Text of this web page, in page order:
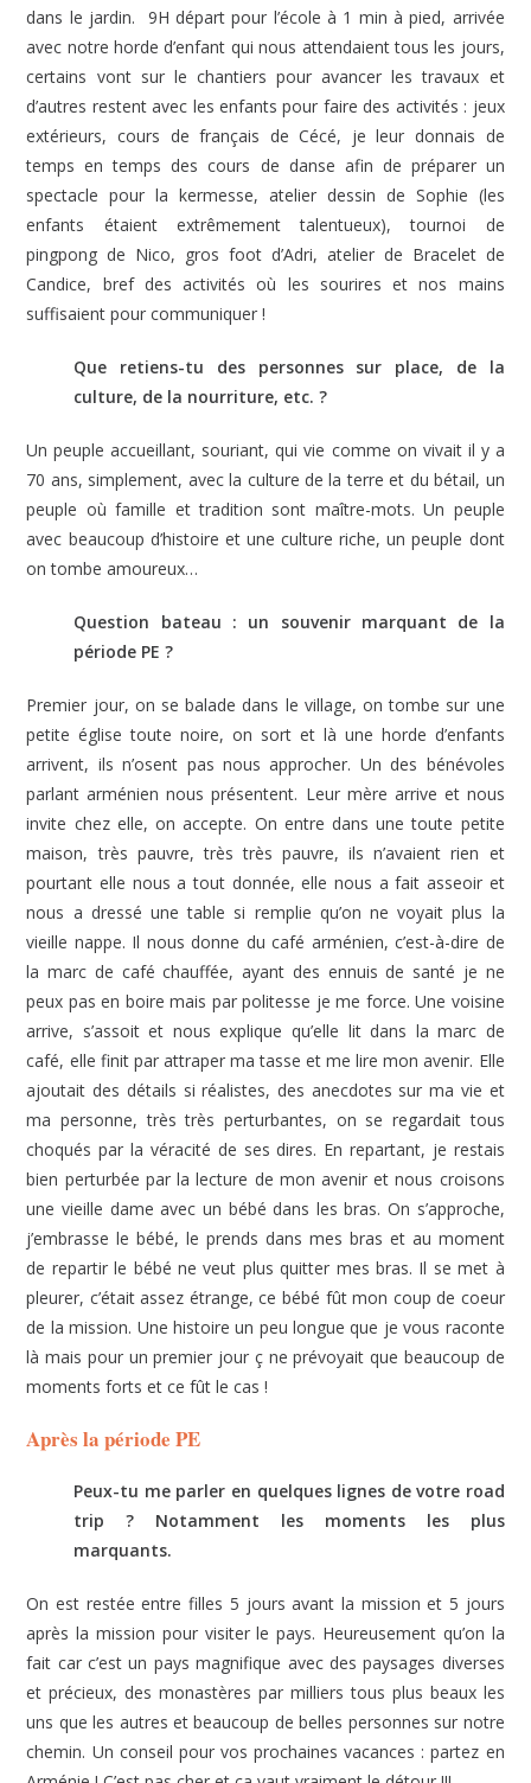
dans le jardin. 9H départ pour l’école à 1 min à pied, arrivée
avec notre horde d’enfant qui nous attendaient tous les jours,
certains vont sur le chantiers pour avancer les travaux et
d’autres restent avec les enfants pour faire des activités : jeux
extérieurs, cours de français de Cécé, je leur donnais de
temps en temps des cours de danse afin de préparer un
spectacle pour la kermesse, atelier dessin de Sophie (les
enfants étaient extrêmement talentueux), tournoi de
pingpong de Nico, gros foot d’Adri, atelier de Bracelet de
Candice, bref des activités où les sourires et nos mains
suffisaient pour communiquer !
Que retiens-tu des personnes sur place, de la
culture, de la nourriture, etc. ?
Un peuple accueillant, souriant, qui vie comme on vivait il y a
70 ans, simplement, avec la culture de la terre et du bétail, un
peuple où famille et tradition sont maître-mots. Un peuple
avec beaucoup d’histoire et une culture riche, un peuple dont
on tombe amoureux…
Question bateau : un souvenir marquant de la
période PE ?
Premier jour, on se balade dans le village, on tombe sur une
petite église toute noire, on sort et là une horde d’enfants
arrivent, ils n’osent pas nous approcher. Un des bénévoles
parlant arménien nous présentent. Leur mère arrive et nous
invite chez elle, on accepte. On entre dans une toute petite
maison, très pauvre, très très pauvre, ils n’avaient rien et
pourtant elle nous a tout donnée, elle nous a fait asseoir et
nous a dressé une table si remplie qu’on ne voyait plus la
vieille nappe. Il nous donne du café arménien, c’est-à-dire de
la marc de café chauffée, ayant des ennuis de santé je ne
peux pas en boire mais par politesse je me force. Une voisine
arrive, s’assoit et nous explique qu’elle lit dans la marc de
café, elle finit par attraper ma tasse et me lire mon avenir. Elle
ajoutait des détails si réalistes, des anecdotes sur ma vie et
ma personne, très très perturbantes, on se regardait tous
choqués par la véracité de ses dires. En repartant, je restais
bien perturbée par la lecture de mon avenir et nous croisons
une vieille dame avec un bébé dans les bras. On s’approche,
j’embrasse le bébé, le prends dans mes bras et au moment
de repartir le bébé ne veut plus quitter mes bras. Il se met à
pleurer, c’était assez étrange, ce bébé fût mon coup de coeur
de la mission. Une histoire un peu longue que je vous raconte
là mais pour un premier jour ç ne prévoyait que beaucoup de
moments forts et ce fût le cas !
Après la période PE
Peux-tu me parler en quelques lignes de votre road
trip ? Notamment les moments les plus
marquants.
On est restée entre filles 5 jours avant la mission et 5 jours
après la mission pour visiter le pays. Heureusement qu’on la
fait car c’est un pays magnifique avec des paysages diverses
et précieux, des monastères par milliers tous plus beaux les
uns que les autres et beaucoup de belles personnes sur notre
chemin. Un conseil pour vos prochaines vacances : partez en